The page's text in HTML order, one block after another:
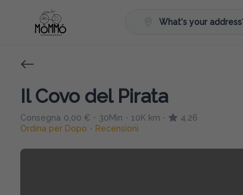
What's your
Il Covo del Pirata
Consegna 0,00 € • 30Min • 10K km •
4.26
Ordina per Dopo • Recensioni